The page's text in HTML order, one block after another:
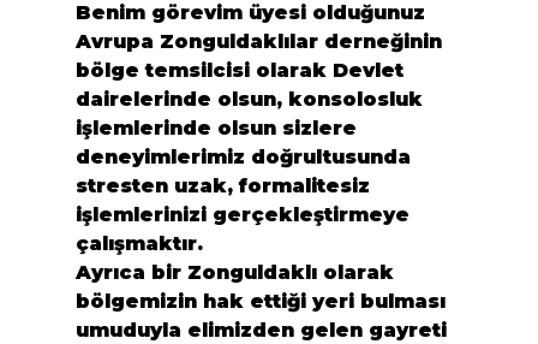
Benim görevim üyesi olduğunuz
Avrupa Zonguldaklılar derneğinin
bölge temsilcisi olarak Devlet
dairelerinde olsun, konsolosluk
işlemlerinde olsun sizlere
deneyimlerimiz doğrultusunda
stresten uzak, formalitesiz
işlemlerinizi gerçekleştirmeye
çalışmaktır.
Ayrıca bir Zonguldaklı olarak
bölgemizin hak ettiği yeri bulması
umuduyla elimizden gelen gayreti